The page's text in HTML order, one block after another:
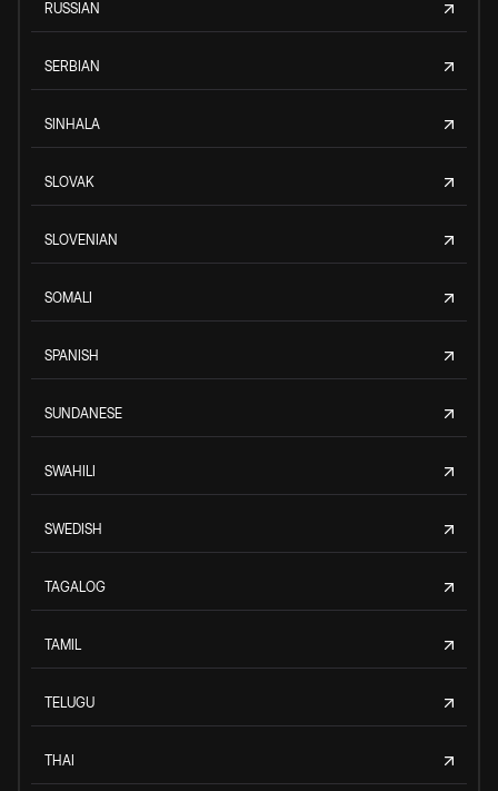
RUSSIAN
SERBIAN
SINHALA
SLOVAK
SLOVENIAN
SOMALI
SPANISH
SUNDANESE
SWAHILI
SWEDISH
TAGALOG
TAMIL
TELUGU
THAI